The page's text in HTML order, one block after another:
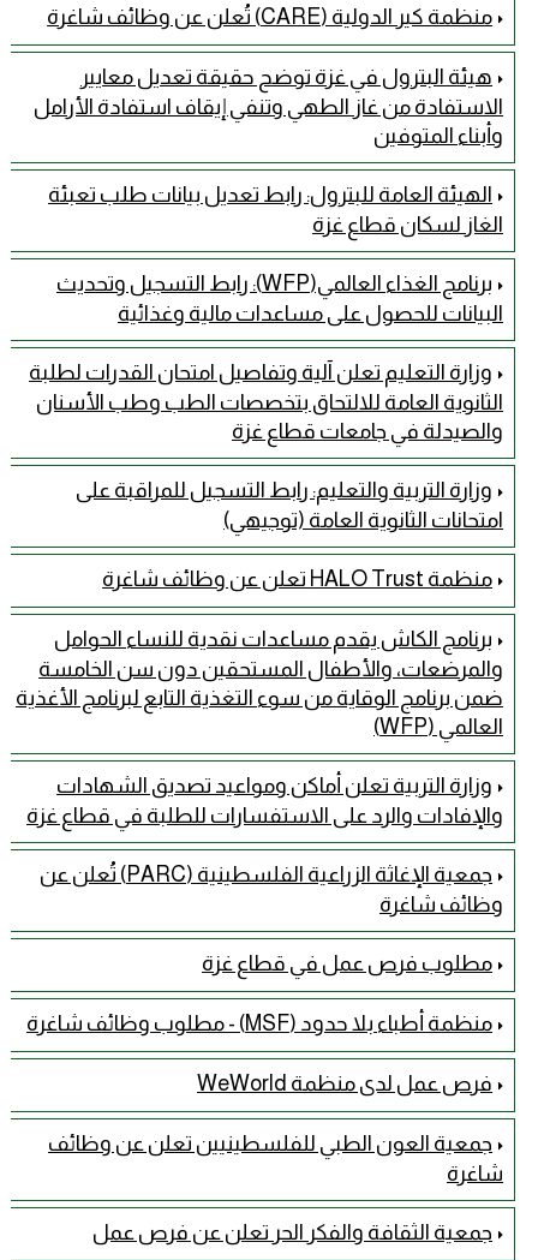
منظمة كير الدولية (CARE) تُعلن عن وظائف شاغرة
هيئة البترول في غزة توضح حقيقة تعديل معايير
الاستفادة من غاز الطهي وتنفي إيقاف استفادة الأرامل
وأبناء المتوفين
الهيئة العامة للبترول: رابط تعديل بيانات طلب تعبئة
الغاز لسكان قطاع غزة
برنامج الغذاء العالمي(WFP): رابط التسجيل وتحديث
البيانات للحصول على مساعدات مالية وغذائية
وزارة التعليم تعلن آلية وتفاصيل امتحان القدرات لطلبة
الثانوية العامة للالتحاق بتخصصات الطب وطب الأسنان
والصيدلة في جامعات قطاع غزة
وزارة التربية والتعليم: رابط التسجيل للمراقبة على
امتحانات الثانوية العامة (توجيهي)
منظمة HALO Trust تعلن عن وظائف شاغرة
برنامج الكاش يقدم مساعدات نقدية للنساء الحوامل
والمرضعات، والأطفال المستحقين دون سن الخامسة
ضمن برنامج الوقاية من سوء التغذية التابع لبرنامج الأغذية
العالمي (WFP)
وزارة التربية تعلن أماكن ومواعيد تصديق الشهادات
والإفادات والرد على الاستفسارات للطلبة في قطاع غزة
جمعية الإغاثة الزراعية الفلسطينية (PARC) تُعلن عن
وظائف شاغرة
مطلوب فرص عمل في قطاع غزة
منظمة أطباء بلا حدود (MSF) - مطلوب وظائف شاغرة
فرص عمل لدى منظمة WeWorld
جمعية العون الطبي للفلسطينيين تعلن عن وظائف
شاغرة
جمعية الثقافة والفكر الحر تعلن عن فرص عمل